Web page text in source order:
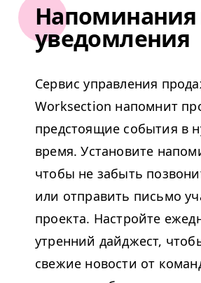
Напоминания
уведомления
Сервис управления
Worksection напомнит
предстоящие события в
время. Установите
чтобы не забыть
или отправить письмо
проекта. Настройте
утренний дайджест,
свежие новости от